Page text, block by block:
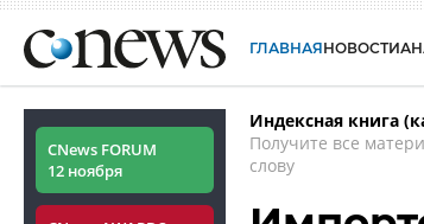
ГЛАВНАЯНОВОСТИ
CNews FORUM
12 ноября
Индексная книга
Получите все
слову